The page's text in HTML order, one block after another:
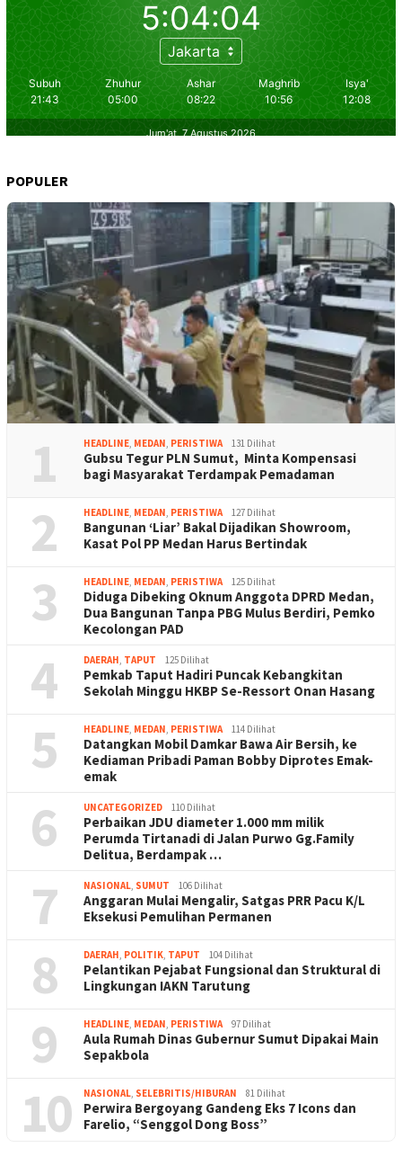
POPULER
1 HEADLINE, MEDAN, PERISTIWA 131 Dilihat
Gubsu Tegur PLN Sumut, Minta Kompensasi
bagi Masyarakat Terdampak Pemadaman
2 HEADLINE, MEDAN, PERISTIWA 127 Dilihat
Bangunan ‘Liar’ Bakal Dijadikan Showroom,
Kasat Pol PP Medan Harus Bertindak
3 HEADLINE, MEDAN, PERISTIWA 125 Dilihat
Diduga Dibeking Oknum Anggota DPRD Medan,
Dua Bangunan Tanpa PBG Mulus Berdiri, Pemko
Kecolongan PAD
4 DAERAH, TAPUT 125 Dilihat
Pemkab Taput Hadiri Puncak Kebangkitan
Sekolah Minggu HKBP Se-Ressort Onan Hasang
5 HEADLINE, MEDAN, PERISTIWA 114 Dilihat
Datangkan Mobil Damkar Bawa Air Bersih, ke
Kediaman Pribadi Paman Bobby Diprotes Emak-
emak
6 UNCATEGORIZED 110 Dilihat
Perbaikan JDU diameter 1.000 mm milik
Perumda Tirtanadi di Jalan Purwo Gg.Family
Delitua, Berdampak …
7 NASIONAL, SUMUT 106 Dilihat
Anggaran Mulai Mengalir, Satgas PRR Pacu K/L
Eksekusi Pemulihan Permanen
8 DAERAH, POLITIK, TAPUT 104 Dilihat
Pelantikan Pejabat Fungsional dan Struktural di
Lingkungan IAKN Tarutung
9 HEADLINE, MEDAN, PERISTIWA 97 Dilihat
Aula Rumah Dinas Gubernur Sumut Dipakai Main
Sepakbola
10 NASIONAL, SELEBRITIS/HIBURAN 81 Dilihat
Perwira Bergoyang Gandeng Eks 7 Icons dan
Farelio, “Senggol Dong Boss”